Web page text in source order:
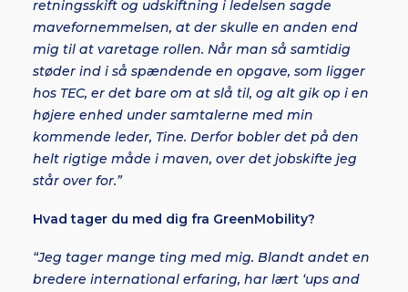
retningsskift og udskiftning i ledelsen sagde
mavefornemmelsen, at der skulle en anden end
mig til at varetage rollen. Når man så samtidig
støder ind i så spændende en opgave, som ligger
hos TEC, er det bare om at slå til, og alt gik op i en
højere enhed under samtalerne med min
kommende leder, Tine. Derfor bobler det på den
helt rigtige måde i maven, over det jobskifte jeg
står over for.”
Hvad tager du med dig fra GreenMobility?
“Jeg tager mange ting med mig. Blandt andet en
bredere international erfaring, har lært ‘ups and